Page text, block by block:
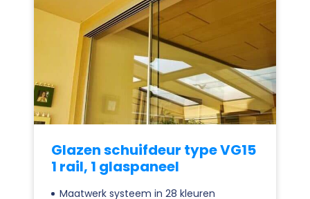
Glazen schuifdeur type VG15
1 rail, 1 glaspaneel
Maatwerk systeem in 28 kleuren